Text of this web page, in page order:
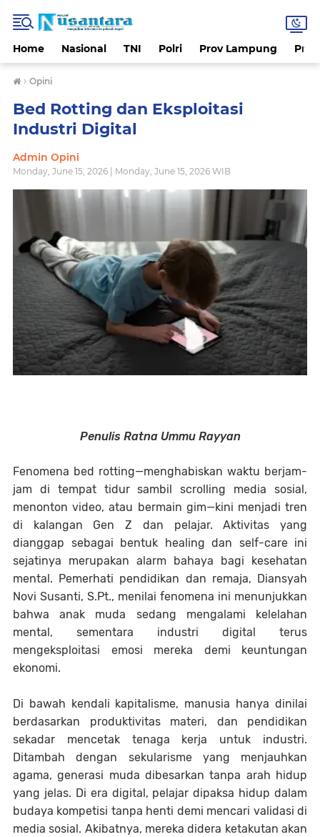
Home Nasional TNI Polri Prov Lampung
› Opini
Bed Rotting dan Eksploitasi
Industri Digital
Admin Opini
Monday, June 15, 2026 | Monday, June 15, 2026 WIB
Penulis Ratna Ummu Rayyan
Fenomena bed rotting—menghabiskan waktu berjam-
jam di tempat tidur sambil scrolling media sosial,
menonton video, atau bermain gim—kini menjadi tren
di kalangan Gen Z dan pelajar. Aktivitas yang
dianggap sebagai bentuk healing dan self-care ini
sejatinya merupakan alarm bahaya bagi kesehatan
mental. Pemerhati pendidikan dan remaja, Diansyah
Novi Susanti, S.Pt., menilai fenomena ini menunjukkan
bahwa anak muda sedang mengalami kelelahan
mental, sementara industri digital terus
mengeksploitasi emosi mereka demi keuntungan
ekonomi.
Di bawah kendali kapitalisme, manusia hanya dinilai
berdasarkan produktivitas materi, dan pendidikan
sekadar mencetak tenaga kerja untuk industri.
Ditambah dengan sekularisme yang menjauhkan
agama, generasi muda dibesarkan tanpa arah hidup
yang jelas. Di era digital, pelajar dipaksa hidup dalam
budaya kompetisi tanpa henti demi mencari validasi di
media sosial. Akibatnya, mereka didera ketakutan akan